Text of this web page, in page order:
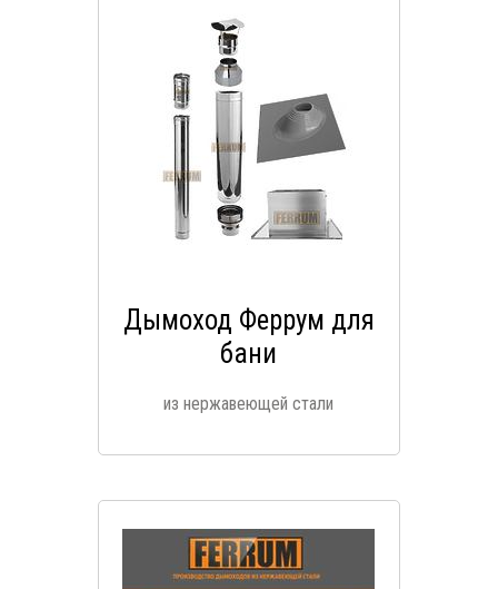
Дымоход Феррум для
бани
из нержавеющей стали